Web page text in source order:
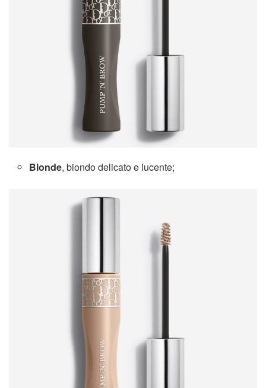
Blonde, biondo delicato e lucente;